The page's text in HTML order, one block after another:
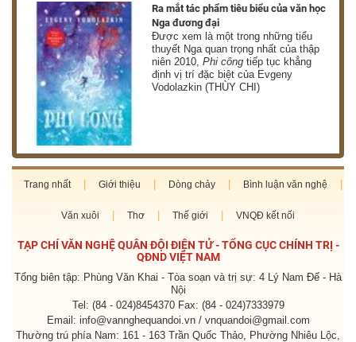
Ra mắt tác phẩm tiêu biểu của văn học
Nga đương đại
Được xem là một trong những tiểu
thuyết Nga quan trọng nhất của thập
niên 2010,Phi công tiếp tục khẳng
định vị trí đặc biệt của Evgeny
Vodolazkin (THÙY CHI)
Trang nhất Giới thiệu Dòng chảy Bình luận văn nghệ
Văn xuôi Thơ Thế giới VNQĐ kết nối
TẠP CHÍ VĂN NGHỆ QUÂN ĐỘI ĐIỆN TỬ - TỔNG CỤC CHÍNH TRỊ -
QĐND VIỆT NAM
Tổng biên tập: Phùng Văn Khai - Tòa soạn và trị sự: 4 Lý Nam Đế - Hà
Nội
Tel: (84 - 024)8454370 Fax: (84 - 024)7333979
Email: info@vannghequandoi.vn / vnquandoi@gmail.com
Thường trú phía Nam: 161 - 163 Trần Quốc Thảo, Phường Nhiêu Lộc,